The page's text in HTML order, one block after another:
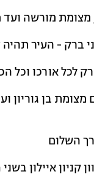
ברק - העיר תהיה
לכל אורכו וכל
מצומת בן גוריון
השלום
איילון בשני